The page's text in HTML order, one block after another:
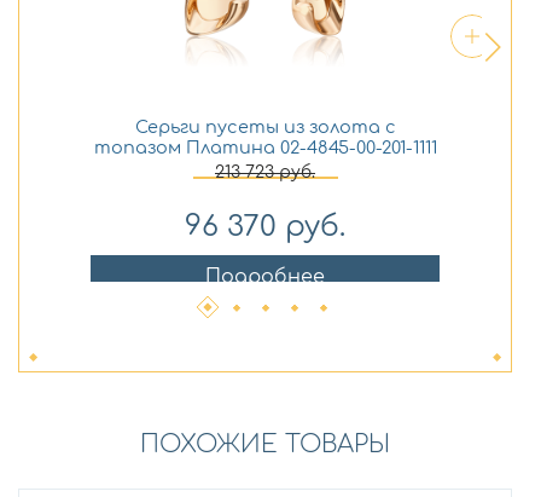
Серьги пусеты из золота с
топазом Платина 02-4845-00-201-1111
213 723руб.
96 370 руб.
Подробнее
ПОХОЖИЕ ТОВАРЫ